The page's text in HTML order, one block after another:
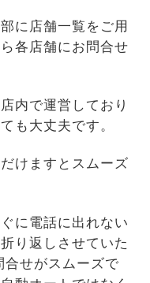
に店舗一覧をご用
各店舗にお問合せ
内で運営しており
も大丈夫です。
けますとスムーズ
に電話に出れない
り返しさせていた
せがスムーズで